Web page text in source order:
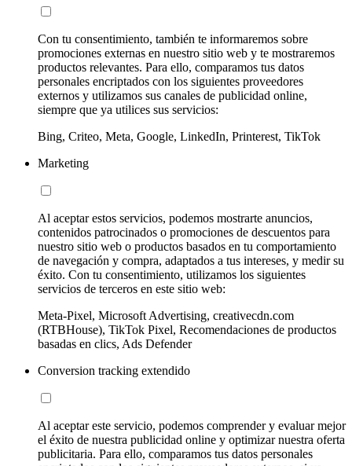
Con tu consentimiento, también te informaremos sobre
promociones externas en nuestro sitio web y te mostraremos
productos relevantes. Para ello, comparamos tus datos
personales encriptados con los siguientes proveedores
externos y utilizamos sus canales de publicidad online,
siempre que ya utilices sus servicios:
Bing, Criteo, Meta, Google, LinkedIn, Printerest, TikTok
Marketing
Al aceptar estos servicios, podemos mostrarte anuncios,
contenidos patrocinados o promociones de descuentos para
nuestro sitio web o productos basados en tu comportamiento
de navegación y compra, adaptados a tus intereses, y medir su
éxito. Con tu consentimiento, utilizamos los siguientes
servicios de terceros en este sitio web:
Meta-Pixel, Microsoft Advertising, creativecdn.com
(RTBHouse), TikTok Pixel, Recomendaciones de productos
basadas en clics, Ads Defender
Conversion tracking extendido
Al aceptar este servicio, podemos comprender y evaluar mejor
el éxito de nuestra publicidad online y optimizar nuestra oferta
publicitaria. Para ello, comparamos tus datos personales